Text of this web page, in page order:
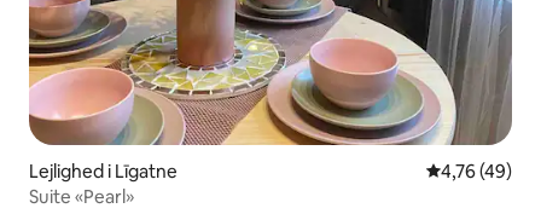
Lejlighed i Līgatne 4,76 ud af 5 i
4,76 (49)
Suite «Pearl»